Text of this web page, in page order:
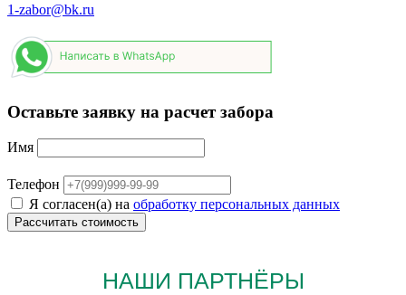
1-zabor@bk.ru
Оставьте заявку на расчет забора
Имя
Телефон
Я согласен(а) на обработку персональных данных
НАШИ ПАРТНЁРЫ